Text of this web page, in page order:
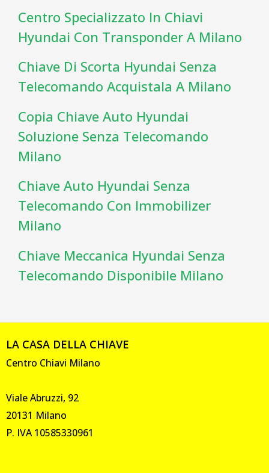
Centro Specializzato In Chiavi
Hyundai Con Transponder A Milano
Chiave Di Scorta Hyundai Senza
Telecomando Acquistala A Milano
Copia Chiave Auto Hyundai
Soluzione Senza Telecomando
Milano
Chiave Auto Hyundai Senza
Telecomando Con Immobilizer
Milano
Chiave Meccanica Hyundai Senza
Telecomando Disponibile Milano
LA CASA DELLA CHIAVE
Centro Chiavi Milano
Viale Abruzzi, 92
20131 Milano
P. IVA 10585330961